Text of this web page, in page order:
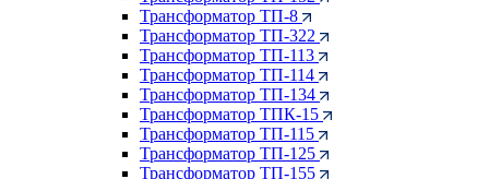
Трансформатор ТП-8
Трансформатор ТП-322
Трансформатор ТП-113
Трансформатор ТП-114
Трансформатор ТП-134
Трансформатор ТПК-15
Трансформатор ТП-115
Трансформатор ТП-125
Трансформатор ТП-155